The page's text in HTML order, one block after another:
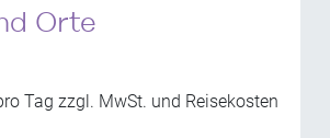
Orte
Tag zzgl. MwSt. und Reisekosten